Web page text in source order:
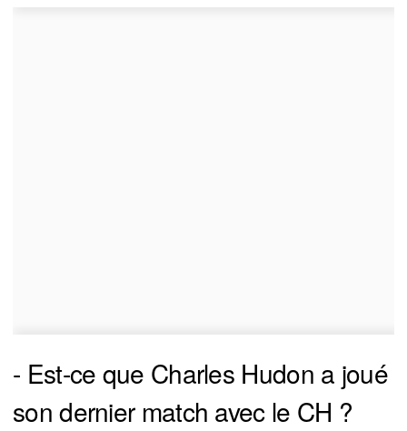
- Est-ce que Charles Hudon a joué
son dernier match avec le CH ?